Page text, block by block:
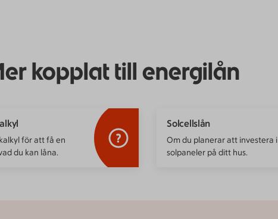
kopplat till energilån
för att få en
du kan låna.
Solcellslån
Om du planerar att investera i
solpaneler på ditt hus.